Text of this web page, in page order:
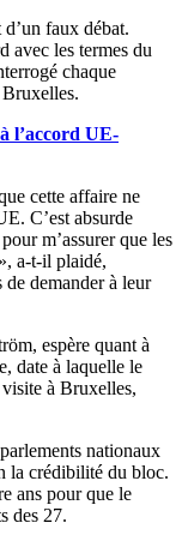
faux débat.
avec les termes du
chaque
l’accord UE-
cette affaire ne
C’est absurde
m’assurer que les
a-t-il plaidé,
demander à leur
espère quant à
date à laquelle le
à Bruxelles,
nationaux
la crédibilité du bloc.
ans pour que le
des 27.